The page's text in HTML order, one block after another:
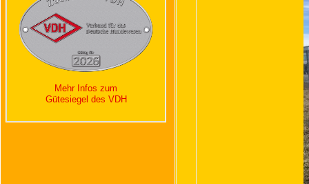
Mehr Infos zum
Gütesiegel des VDH